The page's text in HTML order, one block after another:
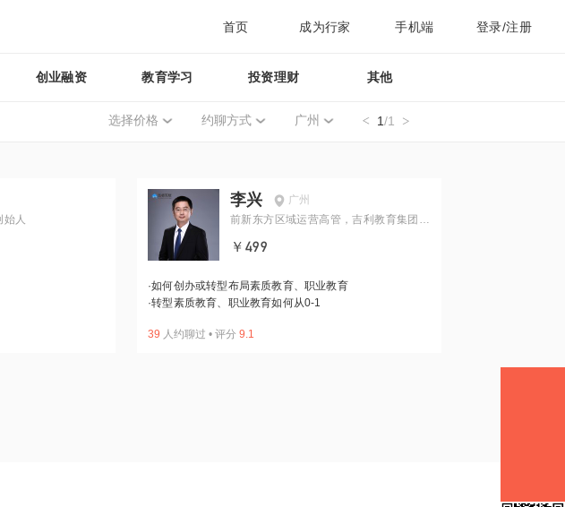
首页 成为行家 手机端 登录/注册
创业融资 教育学习 投资理财 其他
选择价格 约聊方式 广州 1/1
始人
李兴
广州
前新东方区域运营高管，吉利教育集团副
￥499
·如何创办或转型布局素质教育、职业教育
·转型素质教育、职业教育如何从0-1
39 人约聊过 • 评分 9.1